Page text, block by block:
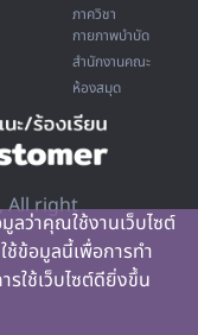
ภาควิชา
กายภาพบำบัด
สำนักงานคณะ
ห้องสมุด
All right
ลว่าคุณใช้งานเว็บไซต์
ช้ข้อมูลนี้เพื่อการทำ
ใช้เว็บไซต์ดียิ่งขึ้น